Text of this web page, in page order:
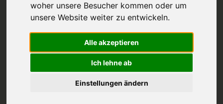
woher unsere Besucher kommen oder um
unsere Website weiter zu entwickeln.
Alle akzeptieren
Ich lehne ab
Einstellungen ändern